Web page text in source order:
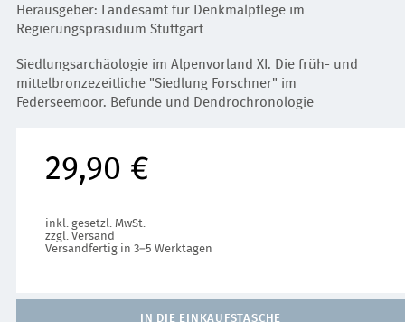
Herausgeber: Landesamt für Denkmalpflege im
Regierungspräsidium Stuttgart
Siedlungsarchäologie im Alpenvorland XI. Die früh- und
mittelbronzezeitliche "Siedlung Forschner" im
Federseemoor. Befunde und Dendrochronologie
29,90 €
inkl. gesetzl. MwSt.
zzgl. Versand
Versandfertig in 3–5 Werktagen
IN DIE EINKAUFSTASCHE